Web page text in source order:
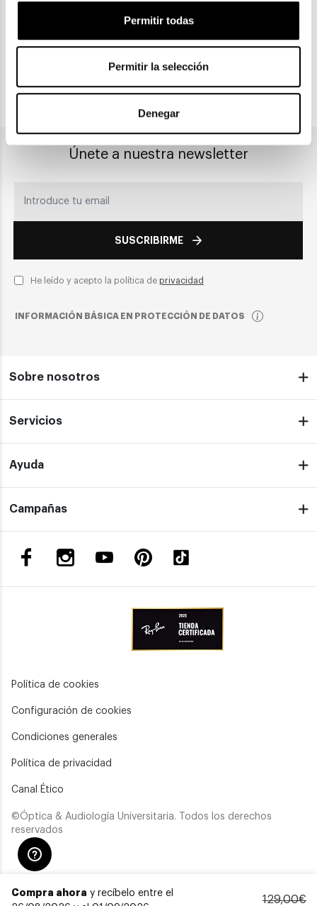
Permitir todas
Permitir la selección
Denegar
Compra ahora y recíbelo entre el
129,00€
Recogida en tienda
Únete a nuestra newsletter
SUSCRIBIRME
He leído y acepto la política de privacidad
INFORMACIÓN BÁSICA EN PROTECCIÓN DE DATOS
Sobre nosotros
Servicios
Ayuda
Campañas
Política de cookies
Configuración de cookies
Condiciones generales
Política de privacidad
Canal Ético
©Óptica & Audiología Universitaria. Todos los derechos
reservados